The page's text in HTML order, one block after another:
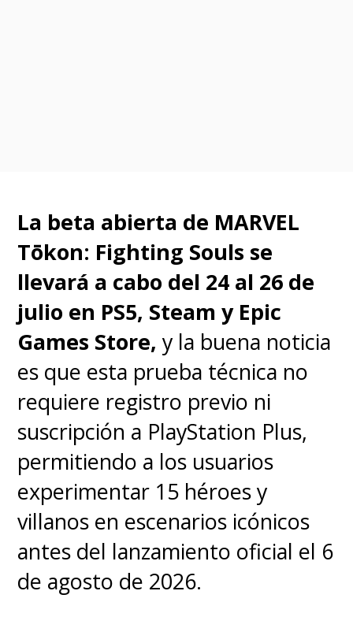
La beta abierta de MARVEL
Tōkon: Fighting Souls se
llevará a cabo del 24 al 26 de
julio en PS5, Steam y Epic
Games Store,y la buena noticia
es que esta prueba técnica no
requiere registro previo ni
suscripción a PlayStation Plus,
permitiendo a los usuarios
experimentar 15 héroes y
villanos en escenarios icónicos
antes del lanzamiento oficial el 6
de agosto de 2026.